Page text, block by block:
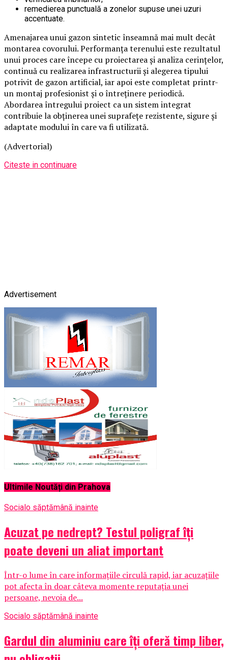
remedierea punctuală a zonelor supuse unei uzuri
accentuate.
Amenajarea unui gazon sintetic înseamnă mai mult decât
montarea covorului. Performanța terenului este rezultatul
unui proces care începe cu proiectarea și analiza cerințelor,
continuă cu realizarea infrastructurii și alegerea tipului
potrivit de gazon artificial, iar apoi este completat printr-
un montaj profesionist și o întreținere periodică.
Abordarea întregului proiect ca un sistem integrat
contribuie la obținerea unei suprafețe rezistente, sigure și
adaptate modului în care va fi utilizată.
(Advertorial)
Citeste in continuare
Advertisement
Ultimile Noutăți din Prahova
Social o săptămână inainte
Acuzat pe nedrept? Testul poligraf îţi
poate deveni un aliat important
Într-o lume în care informațiile circulă rapid, iar acuzațiile
pot afecta în doar câteva momente reputația unei
persoane, nevoia de...
Socialo săptămână inainte
Gardul din aluminiu care îți oferă timp liber,